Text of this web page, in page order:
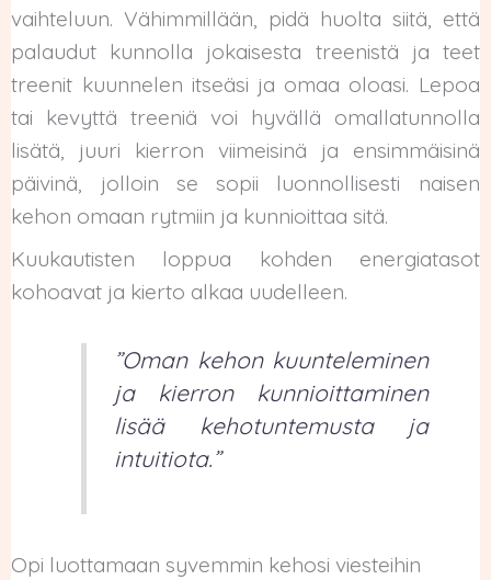
vaihteluun. Vähimmillään, pidä huolta siitä, että
palaudut kunnolla jokaisesta treenistä ja teet
treenit kuunnelen itseäsi ja omaa oloasi. Lepoa
tai kevyttä treeniä voi hyvällä omallatunnolla
lisätä, juuri kierron viimeisinä ja ensimmäisinä
päivinä, jolloin se sopii luonnollisesti naisen
kehon omaan rytmiin ja kunnioittaa sitä.
Kuukautisten loppua kohden energiatasot
kohoavat ja kierto alkaa uudelleen.
”Oman kehon kuunteleminen
ja kierron kunnioittaminen
lisää kehotuntemusta ja
intuitiota.”
Opi luottamaan syvemmin kehosi viesteihin